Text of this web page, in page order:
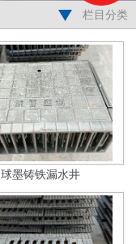
栏目分类
球墨铸铁漏水井